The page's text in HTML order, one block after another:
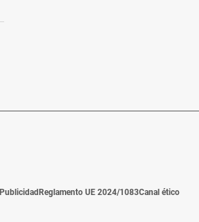
Publicidad Reglamento UE 2024/1083Canal ético